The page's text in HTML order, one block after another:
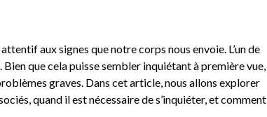
aux signes que notre corps nous envoie. L’un de
Bien que cela puisse sembler inquiétant à première vue,
graves. Dans cet article, nous allons explorer
quand il est nécessaire de s’inquiéter, et comment